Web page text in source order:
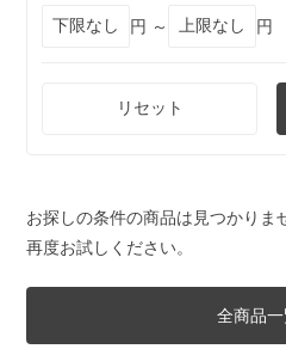
円 ～
円
リセット
お探しの条件の商品は見つかりま
再度お試しください。
全商品